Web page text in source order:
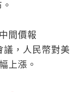
間價報
，人民幣對美
上漲。